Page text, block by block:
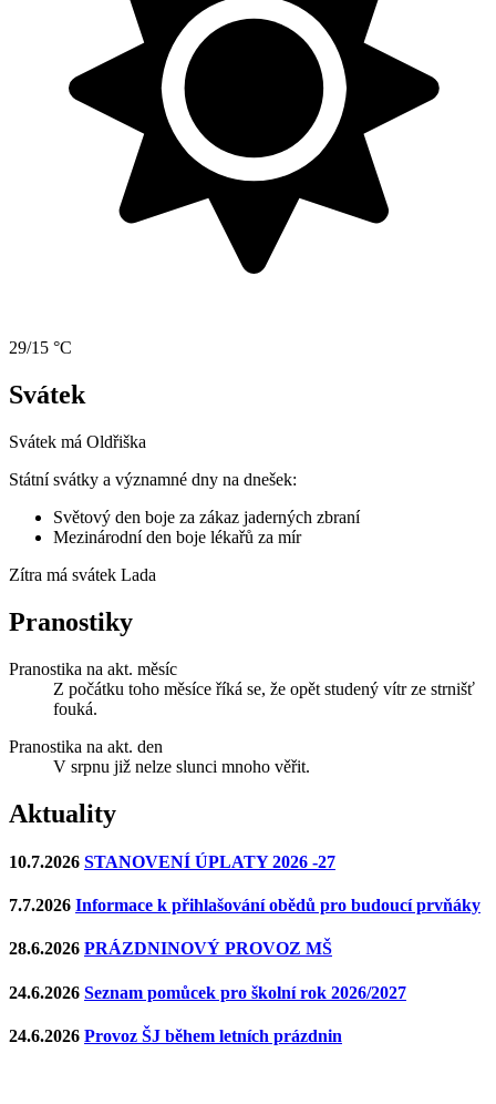
29/15 °C
Svátek
Svátek má Oldřiška
Státní svátky a významné dny na dnešek:
Světový den boje za zákaz jaderných zbraní
Mezinárodní den boje lékařů za mír
Zítra má svátek Lada
Pranostiky
Pranostika na akt. měsíc
Z počátku toho měsíce říká se, že opět studený vítr ze strnišť
fouká.
Pranostika na akt. den
V srpnu již nelze slunci mnoho věřit.
Aktuality
10.7.2026 STANOVENÍ ÚPLATY 2026 -27
7.7.2026 Informace k přihlašování obědů pro budoucí prvňáky
28.6.2026 PRÁZDNINOVÝ PROVOZ MŠ
24.6.2026 Seznam pomůcek pro školní rok 2026/2027
24.6.2026 Provoz ŠJ během letních prázdnin